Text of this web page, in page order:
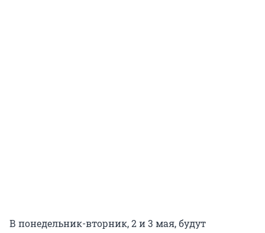
В понедельник-вторник, 2 и 3 мая, будут